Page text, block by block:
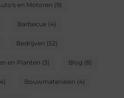
en Motoren (9)
Barbecue (4)
Bedrijven (52)
en Planten (3) Blog (8)
Bouwmaterialen (4)